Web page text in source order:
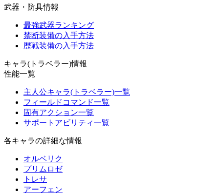
武器・防具情報
最強武器ランキング
禁断装備の入手方法
歴戦装備の入手方法
キャラ(トラベラー)情報
性能一覧
主人公キャラ(トラベラー)一覧
フィールドコマンド一覧
固有アクション一覧
サポートアビリティ一覧
各キャラの詳細な情報
オルベリク
プリムロゼ
トレサ
アーフェン